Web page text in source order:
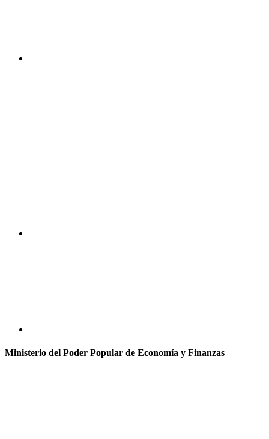
Ministerio del Poder Popular de Economía y Finanzas